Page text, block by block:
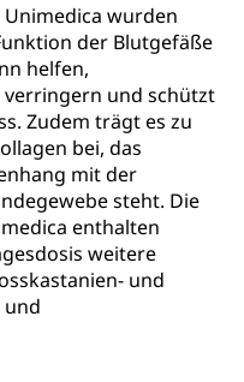
wurden
der Blutgefäße
helfen,
und schützt
Zudem trägt es zu
bei, das
mit der
steht. Die
enthalten
weitere
und
und